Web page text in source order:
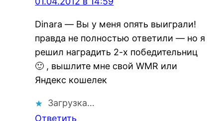
Dinara — Вы у меня опять выиграли!
правда не полностью ответили — но я
решил наградить 2-х победительниц
🙂 , вышлите мне свой WMR или
Яндекс кошелек
Загрузка…
Ответить